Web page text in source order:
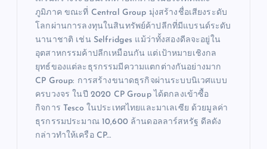
ภูมิภาค ขณะที่ Central Group มุ่งสร้างชื่อเสียงระดับ
โลกผ่านการลงทุนในสินทรัพย์ค้าปลีกที่มีแบรนด์ระดับ
นานาชาติ เช่น Selfridges แม้ว่าทั้งสองดีลจะอยู่ใน
อุตสาหกรรมค้าปลีกเหมือนกัน แต่เป้าหมายเชิงกล
ยุทธ์ของแต่ละธุรกรรมมีความแตกต่างกันอย่างมาก
CP Group: การสร้างขนาดธุรกิจผ่านระบบนิเวศแบบ
ครบวงจร ในปี 2020 CP Group ได้ตกลงเข้าซื้อ
กิจการ Tesco ในประเทศไทยและมาเลเซีย ด้วยมูลค่า
ธุรกรรมประมาณ 10,600 ล้านดอลลาร์สหรัฐ ดีลดัง
กล่าวทำให้เครือ CP…